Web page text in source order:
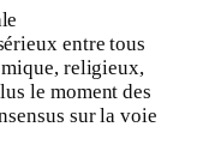
entre tous
religieux,
le moment des
sur la voie